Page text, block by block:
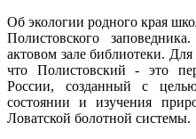
Об экологии родного края
Полистовского
актовом зале библиотеки.
что Полистовский - это
России, созданный с
состоянии и изучения
Ловатской болотной системы.